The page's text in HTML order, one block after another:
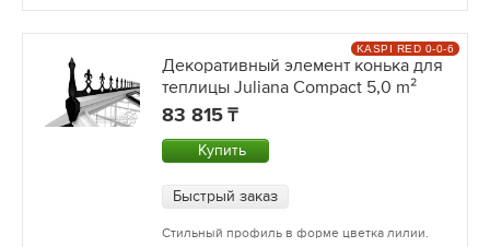
Декоративный элемент конька для
теплицы Juliana Compact 5,0 m²
83 815
Купить
Быстрый заказ
Стильный профиль в форме цветка лилии.
KASPI RED 0-0-6